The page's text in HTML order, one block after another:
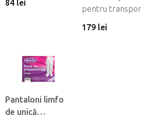
84 lei
pentru
179 lei
Pantaloni limfo
de unică